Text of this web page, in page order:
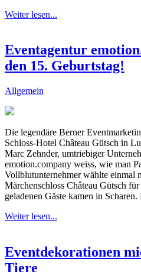
Weiter lesen...
Eventagentur
den 15. Geburtstag!
Allgemein
Die legendäre Berner
Schloss-Hotel Château Gütsch in
Marc Zehnder, umtriebiger
emotion.company weiss, wie man
Vollblutunternehmer wählte einmal
Märchenschloss Château Gütsch
geladenen Gäste kamen in
Weiter lesen...
Eventdekorationen
Tiere